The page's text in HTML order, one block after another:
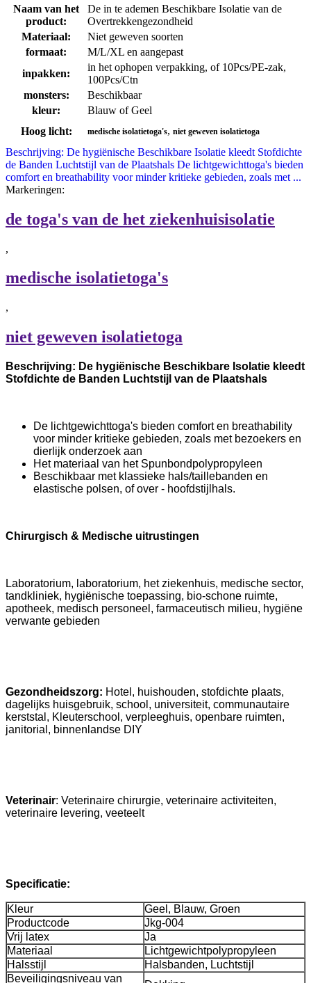
Naam van het
product:
De in te ademen Beschikbare Isolatie van de
Overtrekkengezondheid
Materiaal:
Niet geweven soorten
formaat:
M/L/XL en aangepast
inpakken:
in het ophopen verpakking, of 10Pcs/PE-zak,
100Pcs/Ctn
monsters:
Beschikbaar
kleur:
Blauw of Geel
Hoog licht:
medische isolatietoga's, niet geweven isolatietoga
Beschrijving: De hygiënische Beschikbare Isolatie kleedt Stofdichte
de Banden Luchtstijl van de Plaatshals De lichtgewichttoga's bieden
comfort en breathability voor minder kritieke gebieden, zoals met ...
Markeringen:
de toga's van de het ziekenhuisisolatie
,
medische isolatietoga's
,
niet geweven isolatietoga
Beschrijving: De hygiënische Beschikbare Isolatie kleedt
Stofdichte de Banden Luchtstijl van de Plaatshals
De lichtgewichttoga's bieden comfort en breathability
voor minder kritieke gebieden, zoals met bezoekers en
dierlijk onderzoek aan
Het materiaal van het Spunbondpolypropyleen
Beschikbaar met klassieke hals/taillebanden en
elastische polsen, of over - hoofdstijlhals.
Chirurgisch & Medische uitrustingen
Laboratorium, laboratorium, het ziekenhuis, medische sector,
tandkliniek, hygiënische toepassing, bio-schone ruimte,
apotheek, medisch personeel, farmaceutisch milieu, hygiëne
verwante gebieden
Gezondheidszorg: Hotel, huishouden, stofdichte plaats,
dagelijks huisgebruik, school, universiteit, communautaire
kerststal, Kleuterschool, verpleeghuis, openbare ruimten,
janitorial, binnenlandse DIY
Veterinair: Veterinaire chirurgie, veterinaire activiteiten,
veterinaire levering, veeteelt
Specificatie:
Kleur
Geel, Blauw, Groen
Productcode
Jkg-004
Vrij latex
Ja
Materiaal
Lichtgewichtpolypropyleen
Halsstijl
Halsbanden, Luchtstijl
Beveiligingsniveau van